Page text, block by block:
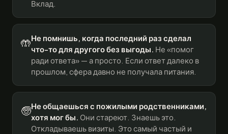
Вклад.
🤲Не помнишь, когда последний раз сделал
что-то для другого без выгоды. Не «помог
ради ответа» — а просто. Если ответ далеко в
прошлом, сфера давно не получала питания.
🧓Не общаешься с пожилыми родственниками,
хотя мог бы. Они стареют. Знаешь это.
Откладываешь визиты. Это самый частый и